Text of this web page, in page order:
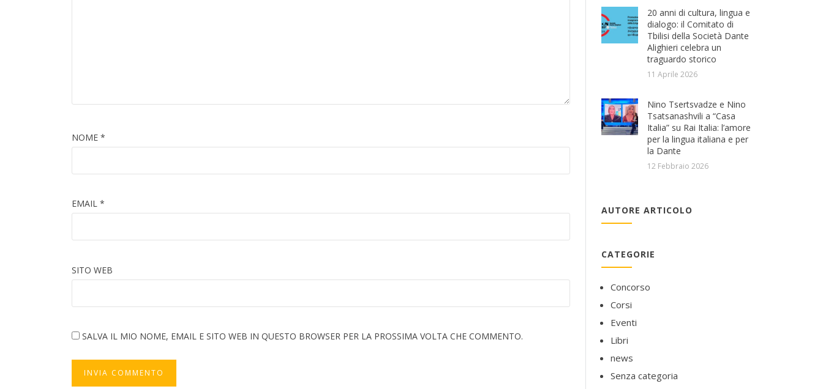
NOME *
EMAIL *
SITO WEB
SALVA IL MIO NOME, EMAIL E SITO WEB IN QUESTO BROWSER PER LA PROSSIMA VOLTA CHE COMMENTO.
20 anni di cultura, lingua e
dialogo: il Comitato di
Tbilisi della Società Dante
Alighieri celebra un
traguardo storico
11 Aprile 2026
Nino Tsertsvadze e Nino
Tsatsanashvili a “Casa
Italia” su Rai Italia: l’amore
per la lingua italiana e per
la Dante
12 Febbraio 2026
AUTORE ARTICOLO
CATEGORIE
Concorso
Corsi
Eventi
Libri
news
Senza categoria